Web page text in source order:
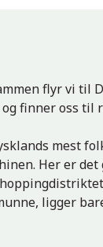
flyr vi til
finner oss til
mest
Her er det
ligger